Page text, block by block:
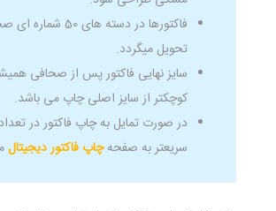
فاکتورها در دسته های 50
تحویل میگردد.
سایز نهایی فاکتور پس از صحافی
کوچکتر از سایز اصلی چاپ می باشد.
در صورت تمایل به چاپ فاکتور در
سریعتر به صفحهچاپ فاکتور دیجیتال